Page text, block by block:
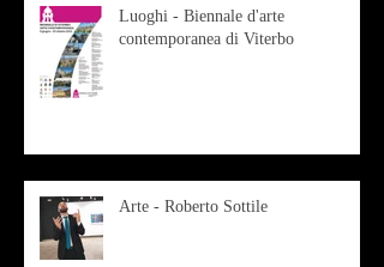
Luoghi - Biennale d'arte
contemporanea di Viterbo
Arte - Roberto Sottile